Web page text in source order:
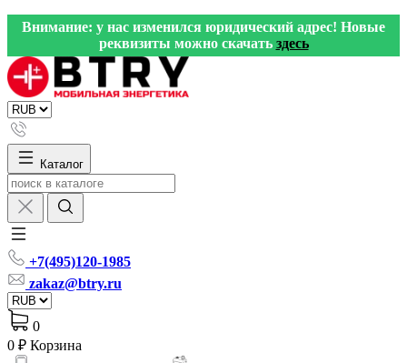
Внимание: у нас изменился юридический адрес! Новые
реквизиты можно скачать здесь
Каталог
+7(495)120-1985
zakaz@btry.ru
0
0 ₽ Корзина